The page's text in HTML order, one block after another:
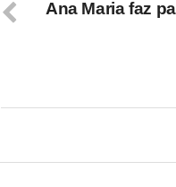
Ana Maria faz